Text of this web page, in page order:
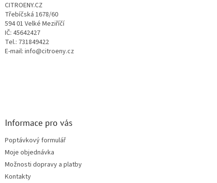
CITROENY.CZ
Třebíčská 1678/60
594 01 Velké Meziříčí
IČ: 45642427
Tel.: 731849422
E-mail: info@citroeny.cz
Informace pro vás
Poptávkový formulář
Moje objednávka
Možnosti dopravy a platby
Kontakty